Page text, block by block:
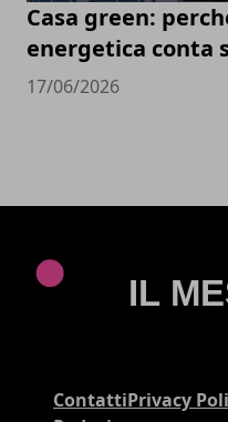
Casa green:
energetica conta
17/06/2026
ContattiPrivacy